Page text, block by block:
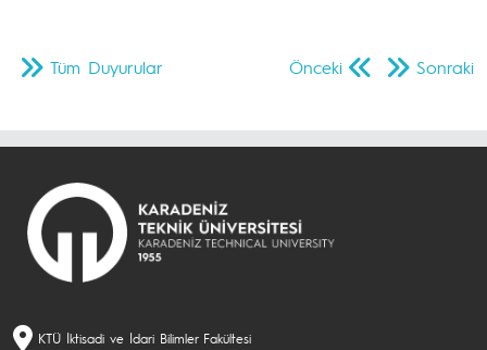
Önceki Sonraki
Tüm Duyurular
KTÜ İktisadi ve İdari Bilimler Fakültesi